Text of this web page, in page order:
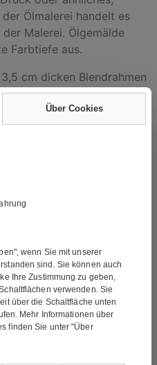
Ölmalerei handelt es
Malerei. Ölgemälde
Farbtiefe aus.
cm dicken Blendrahmen
einer Wand aufgehängt
Kunden
Über Cookies
wenn Sie mit unserer
sind. Sie können auch
Ihre Zustimmung zu geben,
verwenden. Sie
über die Schaltfläche unten
Mehr Informationen über
finden Sie unter "Über